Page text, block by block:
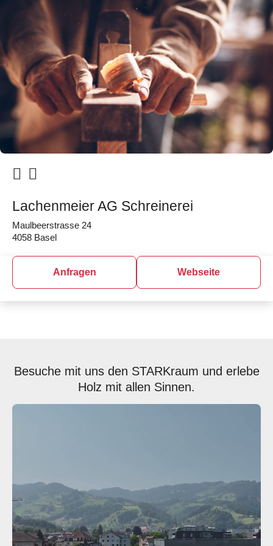
Lachenmeier AG Schreinerei
Maulbeerstrasse 24
4058 Basel
Anfragen Webseite
Besuche mit uns den STARKraum und erlebe
Holz mit allen Sinnen.